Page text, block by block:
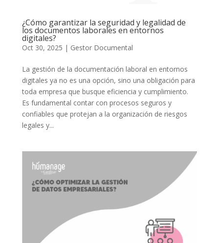
¿Cómo garantizar la seguridad y legalidad de
los documentos laborales en entornos
digitales?
Oct 30, 2025 | Gestor Documental
La gestión de la documentación laboral en entornos
digitales ya no es una opción, sino una obligación para
toda empresa que busque eficiencia y cumplimiento.
Es fundamental contar con procesos seguros y
confiables que protejan a la organización de riesgos
legales y...